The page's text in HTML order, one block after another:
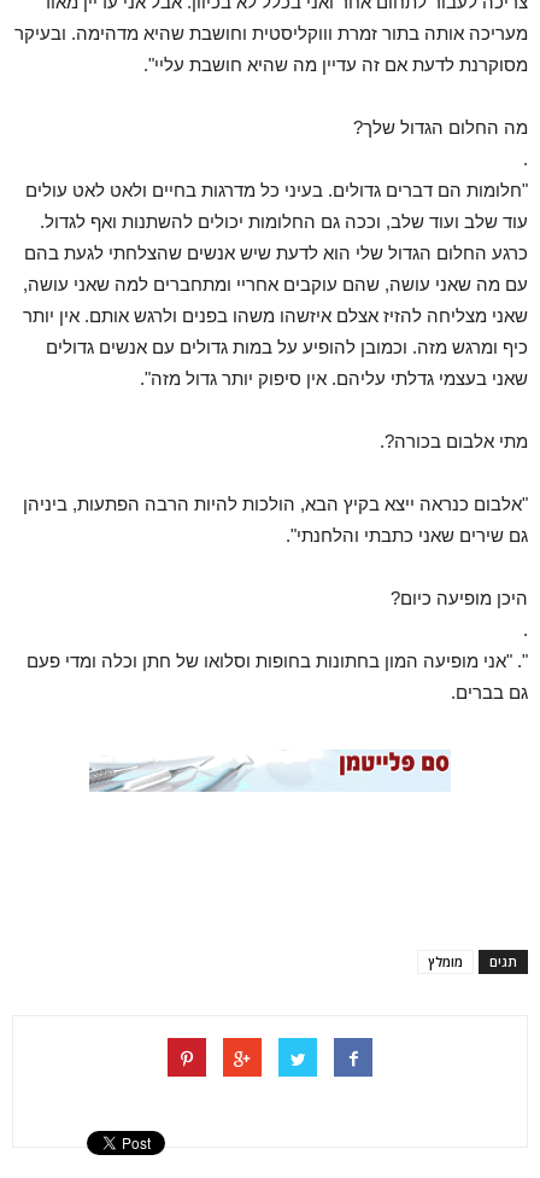
מעריכה אותה בתור זמרת וווקליסטית וחושבת שהיא מדהימה. ובעיקר
מסוקרנת לדעת אם זה עדיין מה שהיא חושבת עליי".
מה החלום הגדול שלך?
.
"חלומות הם דברים גדולים. בעיני כל מדרגות בחיים ולאט לאט עולים
עוד שלב ועוד שלב, וככה גם החלומות יכולים להשתנות ואף לגדול.
כרגע החלום הגדול שלי הוא לדעת שיש אנשים שהצלחתי לגעת בהם
עם מה שאני עושה, שהם עוקבים אחריי ומתחברים למה שאני עושה,
שאני מצליחה להזיז אצלם איזשהו משהו בפנים ולרגש אותם. אין יותר
כיף ומרגש מזה. וכמובן להופיע על במות גדולים עם אנשים גדולים
שאני בעצמי גדלתי עליהם. אין סיפוק יותר גדול מזה".
מתי אלבום בכורה?.
"אלבום כנראה ייצא בקיץ הבא, הולכות להיות הרבה הפתעות, ביניהן
גם שירים שאני כתבתי והלחנתי".
היכן מופיעה כיום?
.
". "אני מופיעה המון בחתונות בחופות וסלואו של חתן וכלה ומדי פעם
גם בברים.
תגים מומלץ